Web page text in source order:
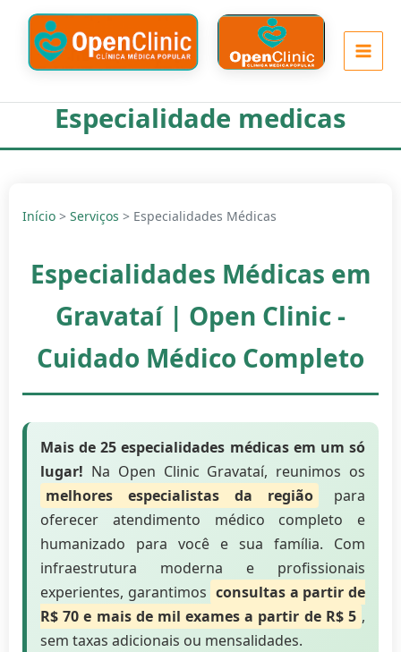
conteúdo
Especialidade medicas
Início > Serviços > Especialidades Médicas
Especialidades Médicas em
Gravataí | Open Clinic -
Cuidado Médico Completo
Mais de 25 especialidades médicas em um só
lugar! Na Open Clinic Gravataí, reunimos os
melhores especialistas da região
para
oferecer atendimento médico completo e
humanizado para você e sua família. Com
infraestrutura moderna e profissionais
experientes, garantimos consultas a partir de
R$ 70 e mais de mil exames a partir de R$ 5 ,
sem taxas adicionais ou mensalidades.